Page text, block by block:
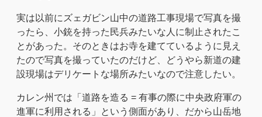
実は以前にズェガビン山中の道路工事現場で写真を撮
ったら、小銃を持った民兵みたいな人に制止されたこ
とがあった。そのときはお寺を建てているように見え
たので写真を撮っていたのだけど、どうやら新道の建
設現場はデリケートな場所みたいなので注意したい。
カレン州では「道路を造る = 有事の際に中央政府軍の
進軍に利用される」という側面があり、だから山岳地